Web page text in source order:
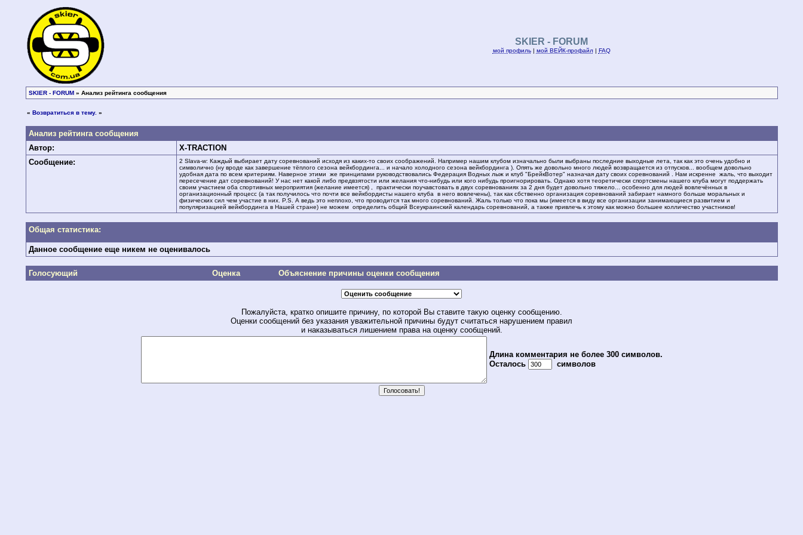
SKIER - FORUM
мой профиль| мой ВЕЙК-профайл| FAQ
SKIER - FORUM» Анализ рейтинга сообщения
« Возвратиться в тему. »
Анализ рейтинга сообщения
Автор:
X-TRACTION
Сообщение:
2 Slava-w: Каждый выбирает дату соревнований исходя из каких-то своих соображений. Например нашим клубом изначально были выбраны последние выходные лета, так как это очень удобно и
символично (ну вроде как завершение тёплого сезона вейкбординга... и начало холодного сезона вейкбординга ). Опять же довольно много людей возвращается из отпусков... вообщем довольно
удобная дата по всем критериям. Наверное этими же принципами руководствовались Федерация Водных лыж и клуб "БрейкВотер" назначая дату своих соревнований . Нам искренне жаль, что выходит
пересечение дат соревнований! У нас нет какой либо предвзятости или желания что-нибудь или кого нибудь проигнорировать. Однако хотя теоретически спортсмены нашего клуба могут поддержать
своим участием оба спортивных мероприятия (желание имеется) , практически поучавстовать в двух соревнованиях за 2 дня будет довольно тяжело... особенно для людей вовлечённых в
организационный процесс (а так получилось что почти все вейкбордисты нашего клуба в него вовлечены), так как сбственно организация соревнований забирает намного больше моральных и
физических сил чем участие в них. P.S. А ведь это неплохо, что проводится так много соревнований. Жаль только что пока мы (имеется в виду все организации занимающиеся развитием и
популяризацией вейкбординга в Нашей стране) не можем определить общий Всеукраинский календарь соревнований, а также привлечь к этому как можно большее колличество участников!
Общая статистика:
Данное сообщение еще никем не оценивалось
Голосующий Оценка Объяснение причины оценки сообщения
Пожалуйста, кратко опишите причину, по которой Вы ставите такую оценку сообщению.
Оценки сообщений без указания уважительной причины будут считаться нарушением правил
и наказываться лишением права на оценку сообщений.
Длина комментария не более 300 символов.
Осталось
символов